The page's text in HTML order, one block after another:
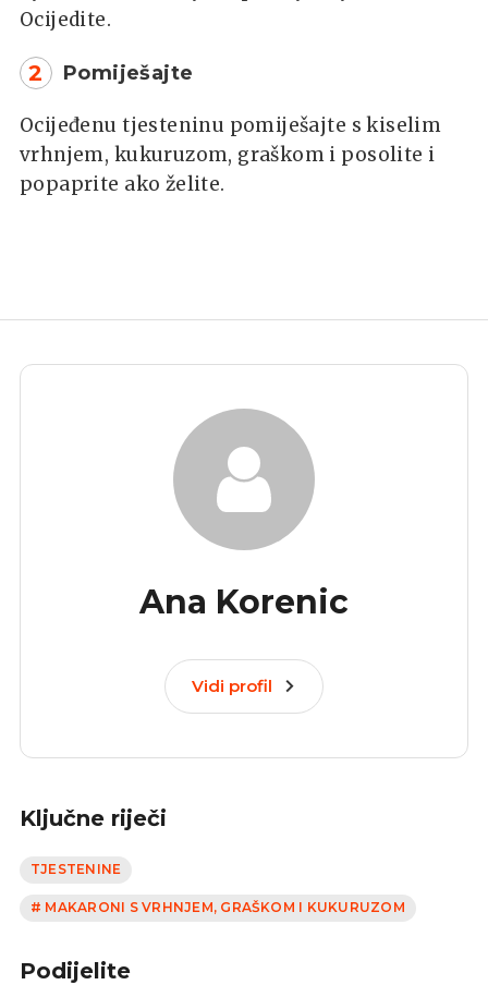
Ocijedite.
2 Pomiješajte
Ocijeđenu tjesteninu pomiješajte s kiselim
vrhnjem, kukuruzom, graškom i posolite i
popaprite ako želite.
Ana Korenic
Vidi profil
Ključne riječi
TJESTENINE
# MAKARONI S VRHNJEM, GRAŠKOM I KUKURUZOM
Podijelite